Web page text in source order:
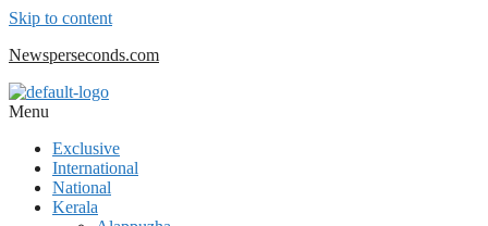
Skip to content
Newsperseconds.com
Menu
Exclusive
International
National
Kerala